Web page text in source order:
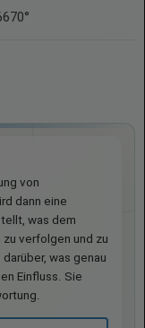
von
dann eine
was dem
verfolgen und zu
was genau
Einfluss. Sie